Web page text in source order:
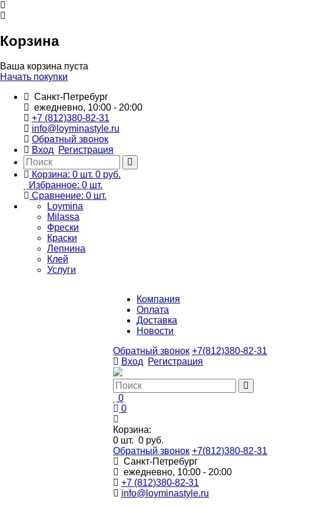
Корзина
Ваша корзина пуста
Начать покупки
Санкт-Петребург
ежедневно, 10:00 - 20:00
+7 (812)380-82-31
info@loyminastyle.ru
Обратный звонок
Вход
Регистрация
Корзина: 0 шт. 0 руб.
Избранное: 0 шт.
Сравнение: 0 шт.
Loymina
Milassa
Фрески
Краски
Лепнина
Клей
Услуги
Компания
Оплата
Доставка
Новости
Обратный звонок +7(812)380-82-31
Вход
Регистрация
0
0
Корзина:
0 шт. 0 руб.
Обратный звонок +7(812)380-82-31
Санкт-Петребург
ежедневно, 10:00 - 20:00
+7 (812)380-82-31
info@loyminastyle.ru